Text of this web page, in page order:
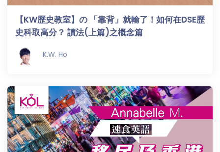
【KW歷史教室】の 「靠背」就輸了！如何在DSE歷
史科取高分？ 讀法(上篇)之概念篇
K.W. Ho